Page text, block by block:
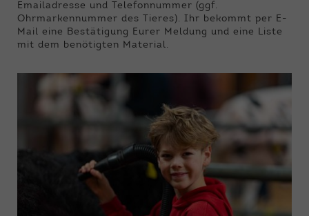
Emailadresse und Telefonnummer (ggf.
Ohrmarkennummer des Tieres). Ihr bekommt per E-
Mail eine Bestätigung Eurer Meldung und eine Liste
mit dem benötigten Material.